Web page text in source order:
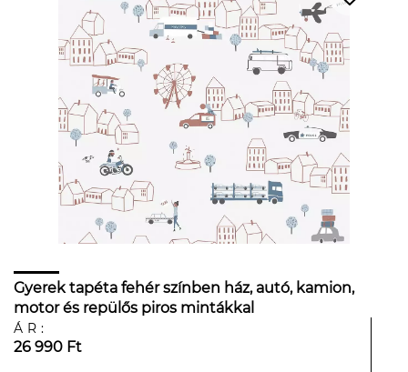
Gyerek tapéta fehér színben ház, autó, kamion,
motor és repülős piros mintákkal
ÁR:
26 990 Ft